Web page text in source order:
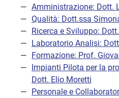
Amministrazione: Dott.
Qualità: Dott.ssa
Ricerca e Sviluppo:
Laboratorio Analisi:
Formazione: Prof.
Impianti Pilota per la
Dott. Elio Moretti
Personale e